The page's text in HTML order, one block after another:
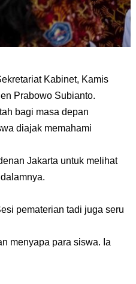
Kabinet, Kamis
Prabowo Subianto.
bagi masa depan
diajak memahami
Jakarta untuk melihat
pematerian tadi juga seru
menyapa para siswa. Ia